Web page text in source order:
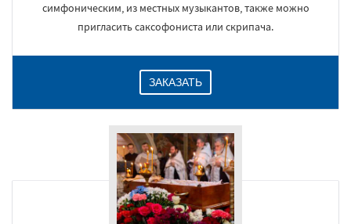
симфоническим, из местных музыкантов, также можно
пригласить саксофониста или скрипача.
ЗАКАЗАТЬ